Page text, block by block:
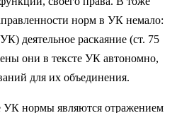
норм в УК немало:
деятельное раскаяние (ст. 75
они в тексте УК автономно,
для их объединения.
УК нормы являются отражением